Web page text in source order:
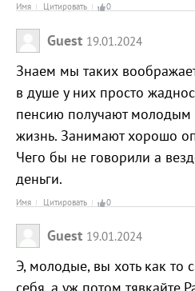
Имя Цитировать 0
Guest 19.01.2024
Знаем мы таких
в душе у них просто
пенсию получают молодым
жизнь. Занимают хорошо
Чего бы не говорили а
деньги.
Имя Цитировать 0
Guest 19.01.2024
Э, молодые, вы хоть как то